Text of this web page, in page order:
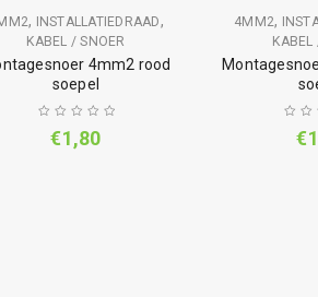
, INSTALLATIEDRAAD,
KABEL / SNOER
4mm2 rood
soepel
€1,80
4MM2,
KABEL
€